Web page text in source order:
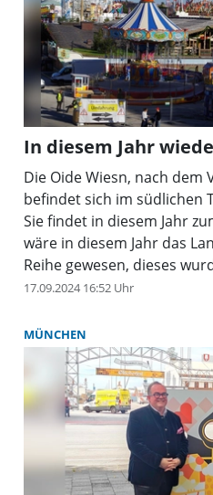
In diesem Jahr
Die Oide Wiesn, nach dem
befindet sich im südlichen
Sie findet in diesem Jahr
wäre in diesem Jahr das
Reihe gewesen, dieses
17.09.2024 16:52 Uhr
MÜNCHEN